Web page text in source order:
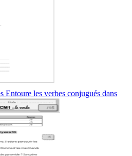
les verbes conjugués dans